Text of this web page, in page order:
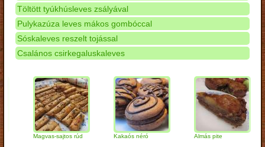
Töltött tyúkhúsleves zsályával
Pulykazúza leves mákos gombóccal
Sóskaleves reszelt tojással
Csalános csirkegaluskaleves
Magvas-sajtos rúd Kakaós néró Almás pite